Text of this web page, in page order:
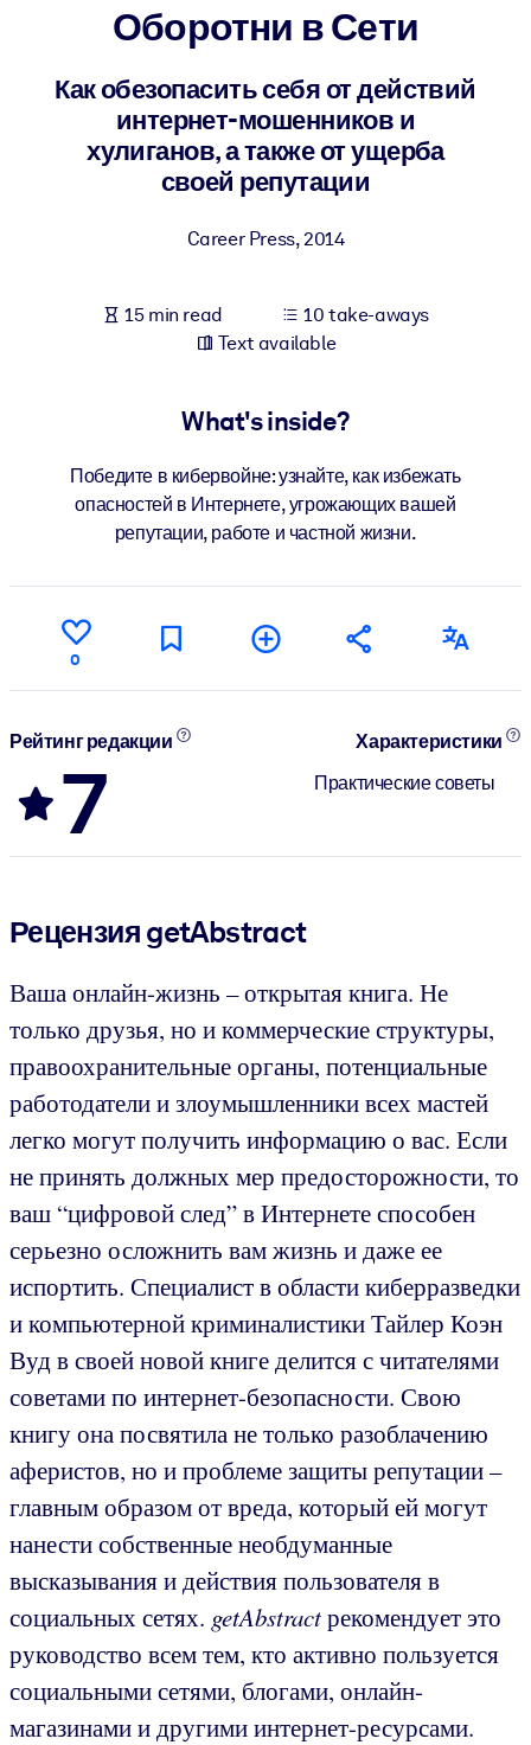
For LMS/LXP
Bring bite-sized, verified knowledge into your LMS/LXP for
learning results.
For Corporate Libraries
Enrich your corporate library with trusted, ready-to-use business
Fuel your AI systems with reliable, structured knowledge to
Оборотни в Сети
Как обезопасить себя от действий
интернет-мошенников и
хулиганов, а также от ущерба
своей репутации
Career Press,2014
15 min read
10 take-aways
Text available
What's inside?
Победите в кибервойне: узнайте, как избежать
опасностей в Интернете, угрожающих вашей
репутации, работе и частной жизни.
0
Рейтинг редакции
7
Характеристики
Практические советы
Рецензия getAbstract
Ваша онлайн-жизнь – открытая книга. Не
только друзья, но и коммерческие структуры,
правоохранительные органы, потенциальные
работодатели и злоумышленники всех мастей
легко могут получить информацию о вас. Если
не принять должных мер предосторожности, то
ваш “цифровой след” в Интернете способен
серьезно осложнить вам жизнь и даже ее
испортить. Специалист в области киберразведки
и компьютерной криминалистики Тайлер Коэн
Вуд в своей новой книге делится с читателями
советами по интернет-безопасности. Свою
книгу она посвятила не только разоблачению
аферистов, но и проблеме защиты репутации –
главным образом от вреда, который ей могут
нанести собственные необдуманные
высказывания и действия пользователя в
социальных сетях. getAbstractрекомендует это
руководство всем тем, кто активно пользуется
социальными сетями, блогами, онлайн-
магазинами и другими интернет-ресурсами.